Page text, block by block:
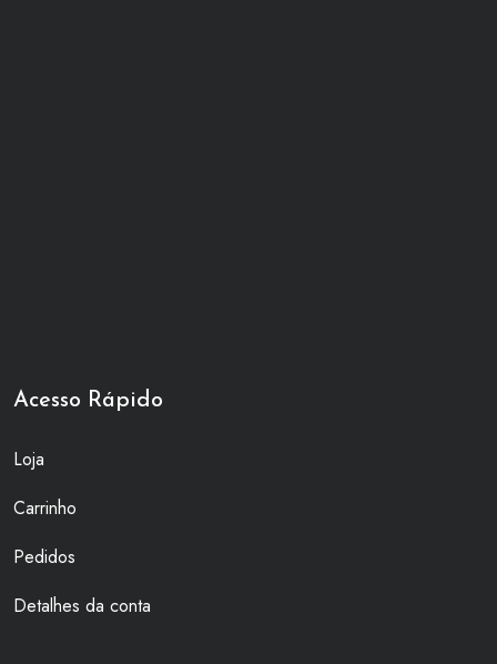
Acesso Rápido
Loja
Carrinho
Pedidos
Detalhes da conta